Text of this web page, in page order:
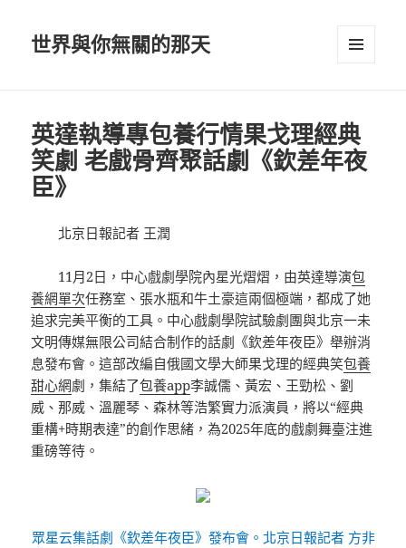
世界與你無關的那天
英達執導專包養行情果戈理經典
笑劇 老戲骨齊聚話劇《欽差年夜
臣》
北京日報記者 王潤
11月2日，中心戲劇學院內星光熠熠，由英達導演包
養網單次任務室、張水瓶和牛土豪這兩個極端，都成了她
追求完美平衡的工具。中心戲劇學院試驗劇團與北京一未
文明傳媒無限公司結合制作的話劇《欽差年夜臣》舉辦消
息發布會。這部改編自俄國文學大師果戈理的經典笑包養
甜心網劇，集結了包養app李誠儒、黃宏、王勁松、劉
威、那威、溫麗琴、森林等浩繁實力派演員，將以“經典
重構+時期表達”的創作思緒，為2025年底的戲劇舞臺注進
重磅等待。
眾星云集話劇《欽差年夜臣》發布會。北京日報記者 方非